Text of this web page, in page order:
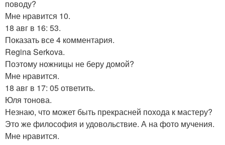
поводу?
Мне нравится 10.
18 авг в 16: 53.
Показать все 4 комментария.
Regina Serkova.
Поэтому ножницы не беру домой?
Мне нравится.
18 авг в 17: 05 ответить.
Юля тонова.
Незнаю, что может быть прекрасней похода к мастеру?
Это же философия и удовольствие. А на фото мучения.
Мне нравится.